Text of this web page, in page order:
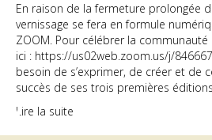
En raison de la fermeture prolongée
vernissage se fera en formule
ZOOM. Pour célébrer la communauté
ici : https://us02web.zoom.us/j/
besoin de s’exprimer, de créer et de
succès de ses trois premières
Lire la suite